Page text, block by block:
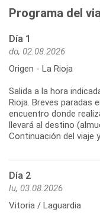
Programa del
Día 1
do, 02.08.2026
Origen - La Rioja
Salida a la hora
Rioja. Breves paradas
encuentro donde
llevará al destino
Continuación del viaje
Día 2
lu, 03.08.2026
Vitoria / Laguardia